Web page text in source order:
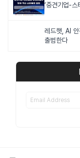
‘중견기업-스
레드햇, AI 안
출범한다